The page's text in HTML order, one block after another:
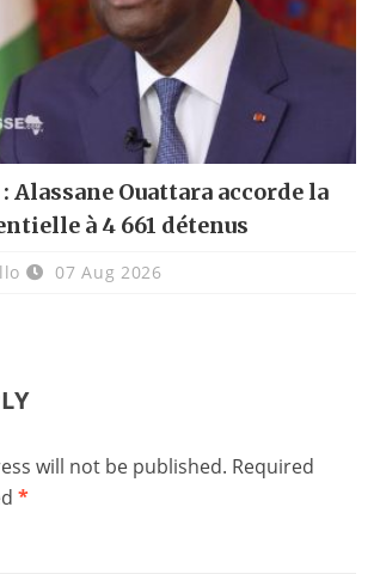
Alassane Ouattara accorde la
à 4 661 détenus
07 Aug 2026
will not be published. Required
*